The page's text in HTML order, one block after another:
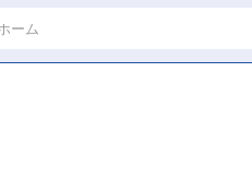
ーム